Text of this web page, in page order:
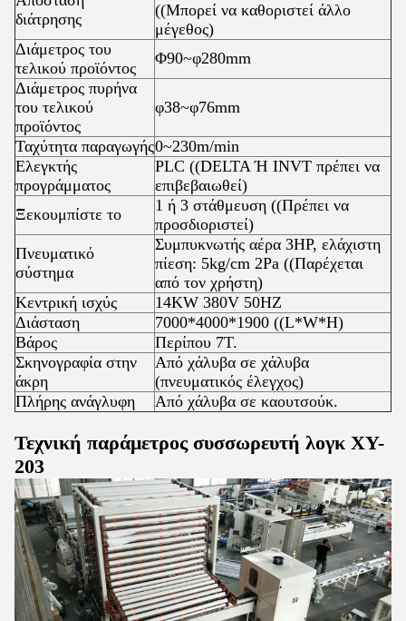
διάτρησης
((Μπορεί να καθοριστεί άλλο
μέγεθος)
Διάμετρος του
τελικού προϊόντος
Φ90~φ280mm
Διάμετρος πυρήνα
του τελικού
προϊόντος
φ38~φ76mm
Ταχύτητα παραγωγής0~230m/min
Ελεγκτής
προγράμματος
PLC ((DELTA Ή INVT πρέπει να
επιβεβαιωθεί)
Ξεκουμπίστε το
1 ή 3 στάθμευση ((Πρέπει να
προσδιοριστεί)
Πνευματικό
σύστημα
Συμπυκνωτής αέρα 3HP, ελάχιστη
πίεση: 5kg/cm 2Pa ((Παρέχεται
από τον χρήστη)
Κεντρική ισχύς
14KW 380V 50HZ
Διάσταση
7000*4000*1900 ((L*W*H)
Βάρος
Περίπου 7T.
Σκηνογραφία στην
άκρη
Από χάλυβα σε χάλυβα
(πνευματικός έλεγχος)
Πλήρης ανάγλυφη
Από χάλυβα σε καουτσούκ.
Τεχνική παράμετρος συσσωρευτή λογκ XY-
203